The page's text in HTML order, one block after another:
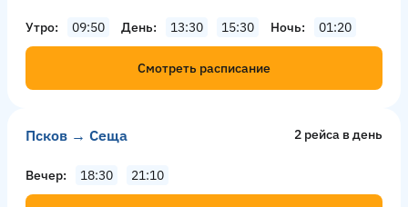
Утро 09:50 День 13:30 15:30 Ночь 01:20
Смотреть расписание
Псков → Сеща 2 рейсa в день
Вечер 18:30 21:10